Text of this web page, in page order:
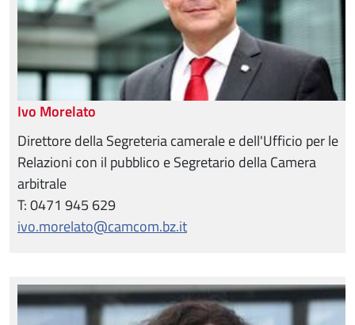
Ivo Morelato
Direttore della Segreteria camerale e dell'Ufficio per le
Relazioni con il pubblico e Segretario della Camera
arbitrale
T: 0471 945 629
ivo.morelato@camcom.bz.it